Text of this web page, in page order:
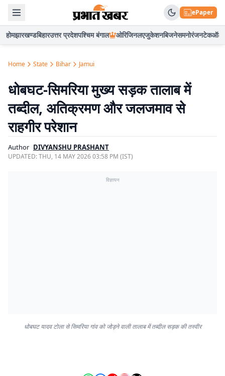
ePaper
होमझारखण्डबिहारउत्तर प्रदेशपश्चिम बंगाल ओरिजिनलएजुकेशनबिजनेसमनोरंजनटेकऑटो
Home State Bihar Jamui
धोबघट-सिमरिया मुख्य सड़क तालाब में
तब्दील, अतिक्रमण और जलजमाव से
राहगीर परेशान
Author DIVYANSHU PRASHANT
UPDATED:THU, 14 MAY 2026 03:58 PM (IST)
विज्ञापन
धोबघट यादव टोला से सिमरिया गांव को जोड़ने वाली तालाब में तब्दील सड़क की तस्वीर